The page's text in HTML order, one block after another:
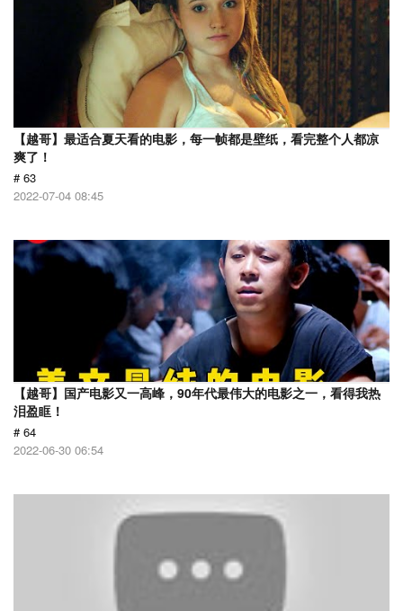
【越哥】最适合夏天看的电影，每一帧都是壁纸，看完整个人都凉
爽了！
# 63
2022-07-04 08:45
【越哥】国产电影又一高峰，90年代最伟大的电影之一，看得我热
泪盈眶！
# 64
2022-06-30 06:54